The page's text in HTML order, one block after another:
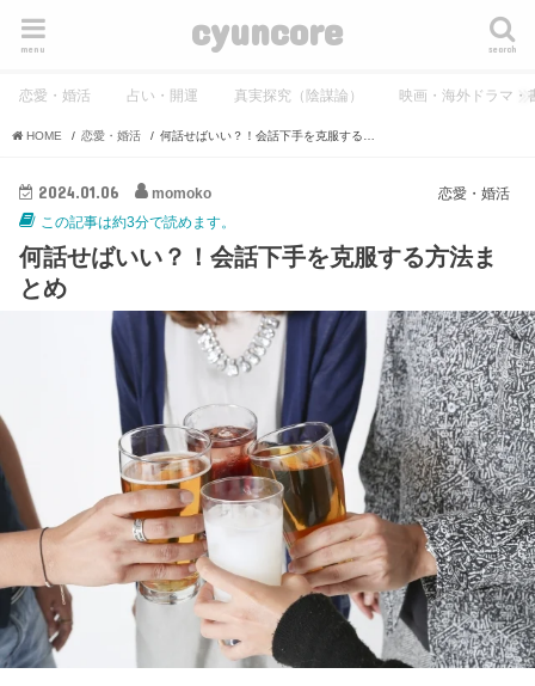
cyuncore search
menu
恋愛・婚活 占い・開運 真実探究（陰謀論） 映画・海外ドラマ・
HOME 恋愛・婚活
恋愛・婚活
2024.01.06
momoko
この記事は約3分で読めます。
何話せばいい？！会話下手を克服する方法ま
とめ